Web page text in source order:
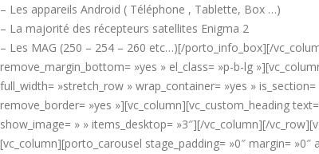
– Les appareils Android ( Téléphone , Tablette, Box …)
– La majorité des récepteurs satellites Enigma 2
– Les MAG (250 – 254 – 260 etc…)[/porto_info_box][/
remove_margin_bottom= »yes » el_class= »p-b-lg
full_width= »stretch_row » wrap_container= »yes »
remove_border= »yes »][vc_column][vc_custom_heading
show_image= » » items_desktop= »3″][/vc_column][/
[vc_column][porto_carousel stage_padding= »0″ margin=